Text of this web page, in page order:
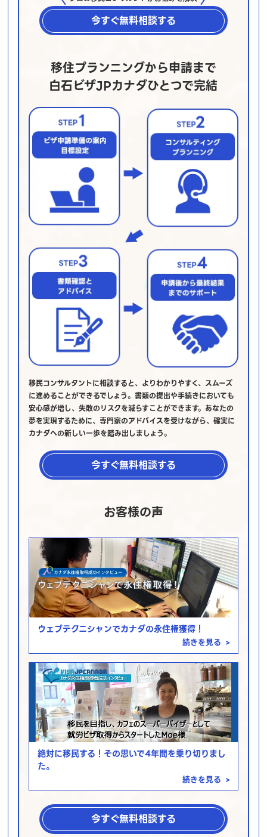
今すぐ無料相談する
移住プランニングから申請まで
白石ビザJPカナダひとつで完結
移民コンサルタントに相談すると、よりわかりやすく、スムーズ
に進めることができるでしょう。書類の提出や手続きにおいても
安心感が増し、失敗のリスクを減らすことができます。あなたの
夢を実現するために、専門家のアドバイスを受けながら、確実に
カナダへの新しい一歩を踏み出しましょう。
今すぐ無料相談する
お客様の声
ウェブテクニシャンでカナダの永住権獲得！
続きを見る >
絶対に移民する！その思いで4年間を乗り切りまし
た。
続きを見る >
今すぐ無料相談する